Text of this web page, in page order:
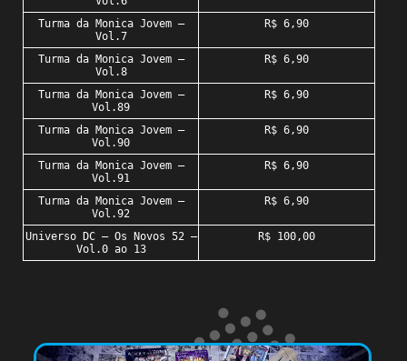
Turma da Monica Jovem –
Vol.7
R$ 6,90
Turma da Monica Jovem –
Vol.8
R$ 6,90
Turma da Monica Jovem –
Vol.89
R$ 6,90
Turma da Monica Jovem –
Vol.90
R$ 6,90
Turma da Monica Jovem –
Vol.91
R$ 6,90
Turma da Monica Jovem –
Vol.92
R$ 6,90
Universo DC – Os Novos 52 –
Vol.0 ao 13
R$ 100,00